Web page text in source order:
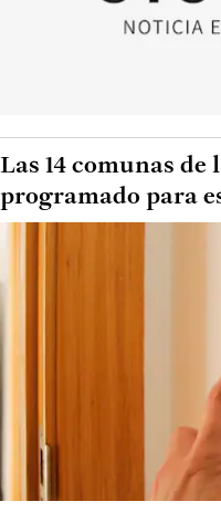
Las 14 comunas
programado para